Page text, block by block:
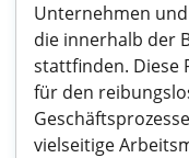
Unternehmen
die innerhalb der
stattfinden. Diese
für den
vielseitige